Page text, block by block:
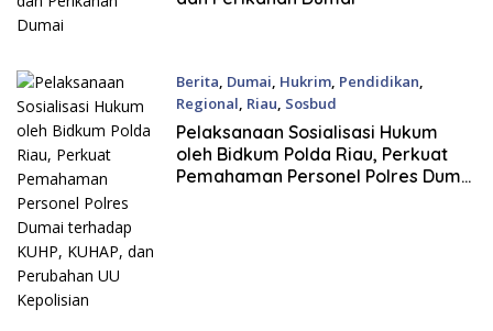
Berita, Dumai, Hukrim, Pendidikan,
Regional, Riau, Sosbud
28 Juli, 2026
Pelaksanaan Sosialisasi Hukum
oleh Bidkum Polda Riau, Perkuat
Pemahaman Personel Polres Dumai